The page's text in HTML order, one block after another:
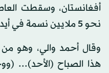
أفغانستان، وسقطت
نحو 5 ملايين نسمة في أيدي الحركة.
وقال أحمد والي، وهو
هذا الصباح (الأحد)...